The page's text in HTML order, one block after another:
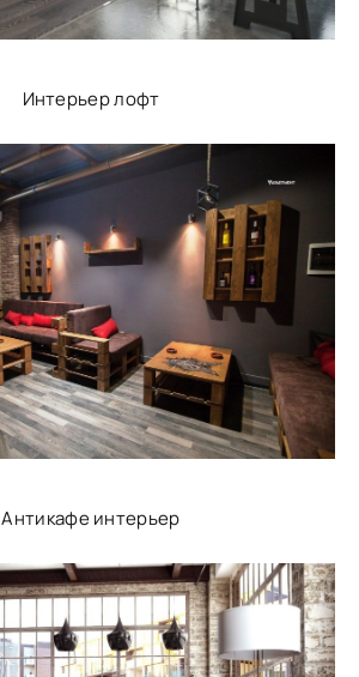
Интерьер лофт
Антикафе интерьер